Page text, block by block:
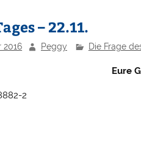
– 22.11.
2016 Peggy Die Frage
Eure